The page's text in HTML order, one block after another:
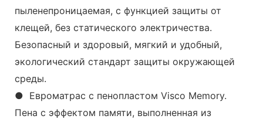
пыленепроницаемая, с функцией защиты от
клещей, без статического электричества.
Безопасный и здоровый, мягкий и удобный,
экологический стандарт защиты окружающей
среды.
● Евроматрас с пенопластом Visco Memory.
Пена с эффектом памяти, выполненная из